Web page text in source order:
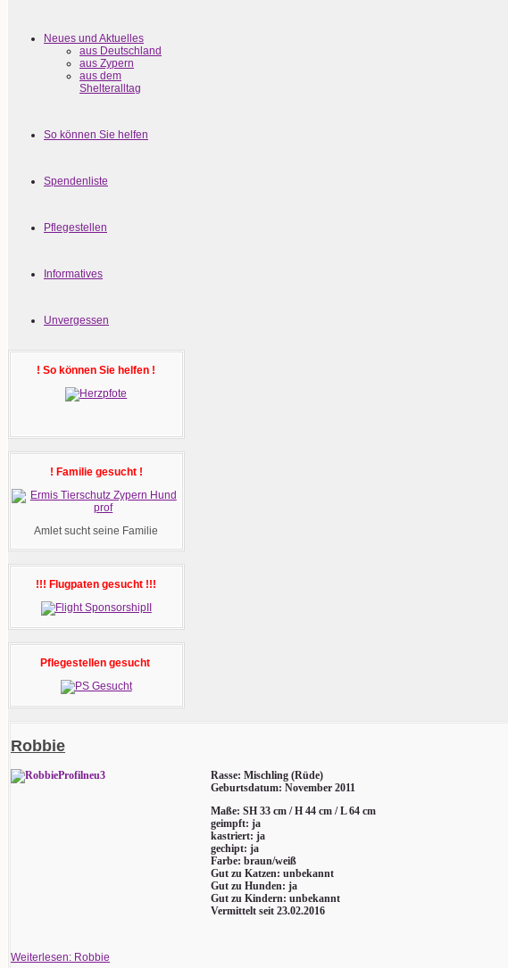
Neues und Aktuelles
aus Deutschland
aus Zypern
aus dem
Shelteralltag
So können Sie helfen
Spendenliste
Pflegestellen
Informatives
Unvergessen
! So können Sie helfen !
! Familie gesucht !
Amlet sucht seine Familie
!!! Flugpaten gesucht !!!
Pflegestellen gesucht
Robbie
Rasse: Mischling (Rüde)
Geburtsdatum: November 2011
Maße: SH 33 cm / H 44 cm / L 64 cm
geimpft: ja
kastriert: ja
gechipt: ja
Farbe: braun/weiß
Gut zu Katzen: unbekannt
Gut zu Hunden: ja
Gut zu Kindern: unbekannt
Vermittelt seit 23.02.2016
Weiterlesen: Robbie